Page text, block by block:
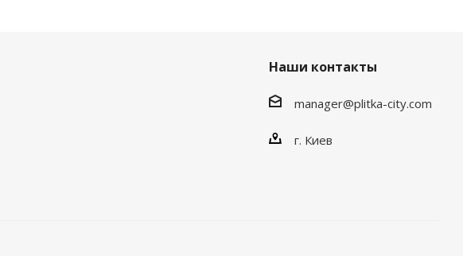
Наши контакты
manager@plitka-city.com
г. Киев